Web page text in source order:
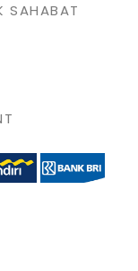
SAHABAT